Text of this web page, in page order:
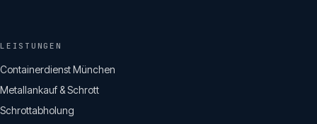
LEISTUNGEN
Containerdienst München
Metallankauf & Schrott
Schrottabholung